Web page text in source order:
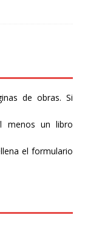
de obras. Si
menos un libro
el formulario